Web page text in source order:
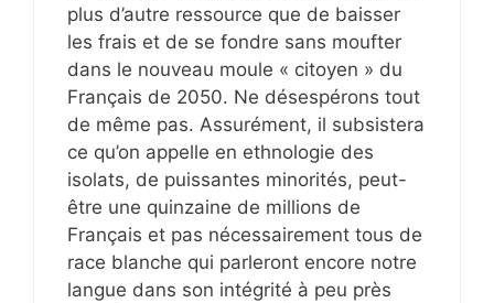
plus d’autre ressource que de baisser
les frais et de se fondre sans moufter
dans le nouveau moule « citoyen » du
Français de 2050. Ne désespérons tout
de même pas. Assurément, il subsistera
ce qu’on appelle en ethnologie des
isolats, de puissantes minorités, peut-
être une quinzaine de millions de
Français et pas nécessairement tous de
race blanche qui parleront encore notre
langue dans son intégrité à peu près